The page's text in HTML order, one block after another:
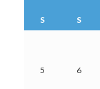
S S
5 6